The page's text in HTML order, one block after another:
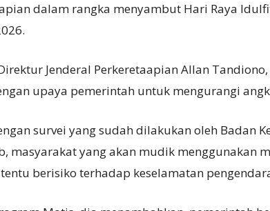
dalam rangka menyambut Hari Raya
Jenderal Perkeretaapian Allan
upaya pemerintah untuk mengurangi
survei yang sudah dilakukan oleh Badan
masyarakat yang akan mudik menggunakan
berisiko terhadap keselamatan